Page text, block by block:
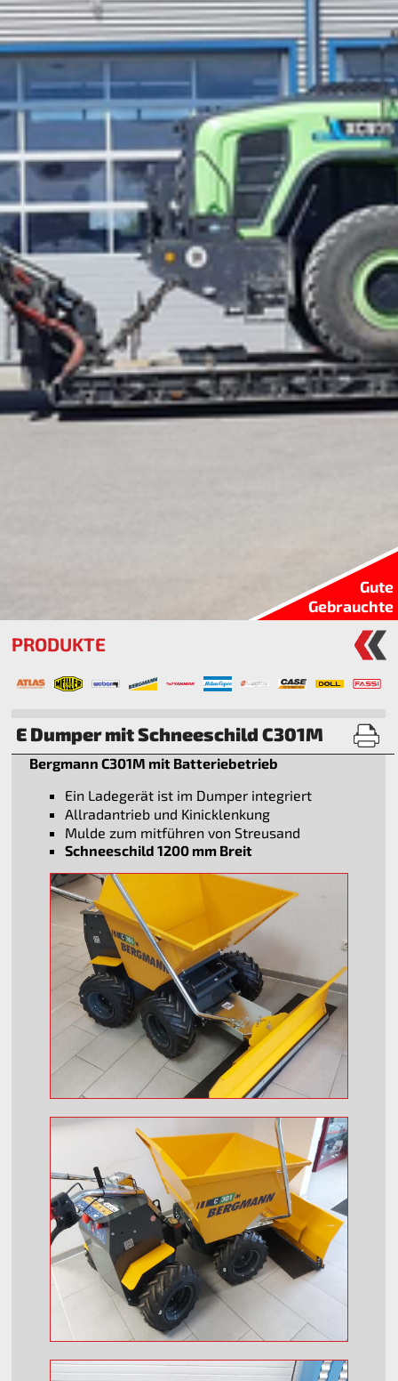
Gute
Gebrauchte
PRODUKTE
E Dumper mit Schneeschild C301M
Bergmann C301M mit Batteriebetrieb
Ein Ladegerät ist im Dumper integriert
Allradantrieb und Kinicklenkung
Mulde zum mitführen von Streusand
Schneeschild 1200 mm Breit